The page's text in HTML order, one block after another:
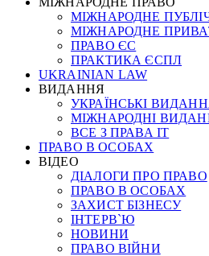
МІЖНАРОДНЕ
МІЖНАРОДНЕ
ПРАВО ЄС
ПРАКТИКА ЄСПЛ
UKRAINIAN LAW
ВИДАННЯ
УКРАЇНСЬКІ
МІЖНАРОДНІ
ВСЕ З ПРАВА ІТ
ПРАВО В ОСОБАХ
ВІДЕО
ДІАЛОГИ ПРО ПРАВО
ПРАВО В ОСОБАХ
ЗАХИСТ БІЗНЕСУ
ІНТЕРВ`Ю
НОВИНИ
ПРАВО ВІЙНИ